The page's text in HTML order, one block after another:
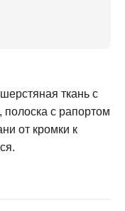
ткань с
с рапортом
от кромки к